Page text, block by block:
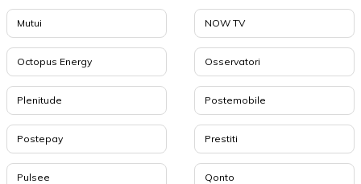
Mutui NOW TV
Octopus Energy Osservatori
Plenitude Postemobile
Postepay Prestiti
Pulsee Qonto